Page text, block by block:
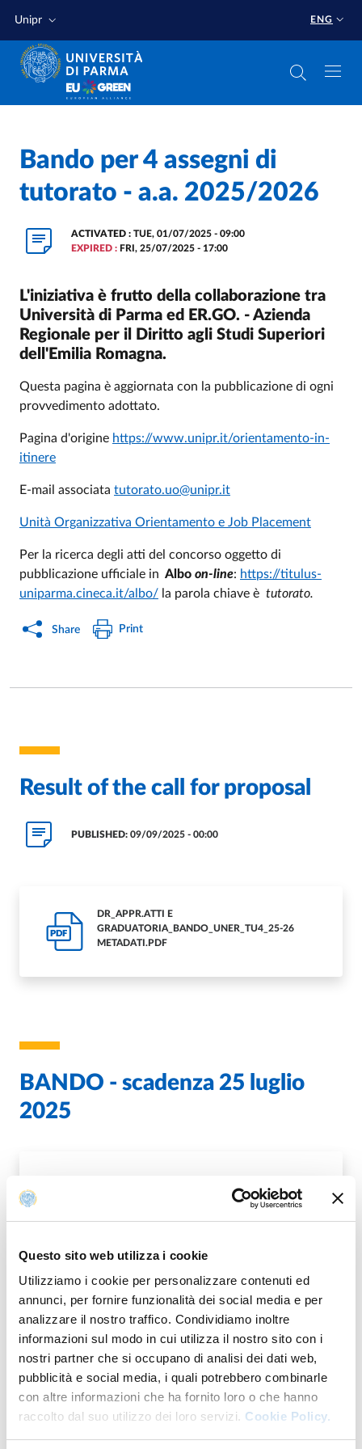
Questo sito web utilizza i cookie
Utilizziamo i cookie per personalizzare contenuti ed
annunci, per fornire funzionalità dei social media e per
analizzare il nostro traffico. Condividiamo inoltre
informazioni sul modo in cui utilizza il nostro sito con i
nostri partner che si occupano di analisi dei dati web,
pubblicità e social media, i quali potrebbero combinarle
con altre informazioni che ha fornito loro o che hanno
raccolto dal suo utilizzo dei loro servizi. Cookie Policy.
Unipr ENG
Home /
Bando per 4 assegni di
tutorato - a.a. 2025/2026
ACTIVATED : TUE, 01/07/2025 - 09:00
EXPIRED : FRI, 25/07/2025 - 17:00
L'iniziativa è frutto della collaborazione tra
Università di Parma ed ER.GO. - Azienda
Regionale per il Diritto agli Studi Superiori
dell'Emilia Romagna.
Questa pagina è aggiornata con la pubblicazione di ogni
provvedimento adottato.
Pagina d'origine https://www.unipr.it/orientamento-in-
itinere
E-mail associata tutorato.uo@unipr.it
Unità Organizzativa Orientamento e Job Placement
Per la ricerca degli atti del concorso oggetto di
pubblicazione ufficiale in A lbo on-line: https://titulus-
uniparma.cineca.it/albo/ la parola chiave è tutorato.
Share Print
Result of the call for proposal
PUBLISHED: 09/09/2025 - 00:00
PDF
DR_APPR.ATTI E
GRADUATORIA_BANDO_UNER_TU4_25-26
METADATI.PDF
BANDO - scadenza 25 luglio
2025
BANDO_QUATTRO ASSEGNITUTORATO_AA25-
PDF
DREMANAZIONE_BANDO-UNIPR-ERGO25-26-
METADATI.PDF